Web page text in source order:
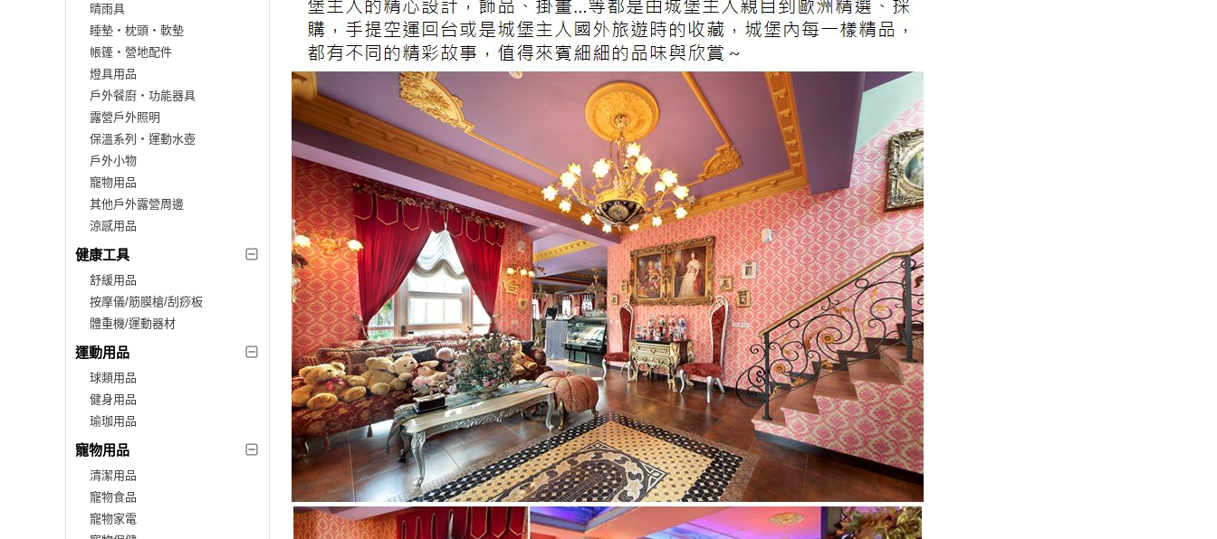
晴雨具
睡墊‧枕頭‧軟墊
帳篷‧營地配件
燈具用品
戶外餐廚‧功能器具
露營戶外照明
保溫系列‧運動水壺
戶外小物
寵物用品
其他戶外露營周邊
涼感用品
健康工具
舒緩用品
按摩儀/筋膜槍/刮痧板
體重機/運動器材
運動用品
球類用品
健身用品
瑜珈用品
寵物用品
清潔用品
寵物食品
寵物家電